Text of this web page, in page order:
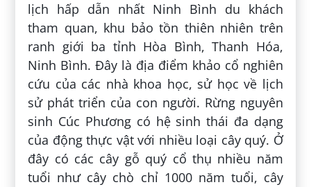
lịch hấp dẫn nhất Ninh Bình du khách
tham quan, khu bảo tồn thiên nhiên trên
ranh giới ba tỉnh Hòa Bình, Thanh Hóa,
Ninh Bình. Đây là địa điểm khảo cổ nghiên
cứu của các nhà khoa học, sử học về lịch
sử phát triển của con người. Rừng nguyên
sinh Cúc Phương có hệ sinh thái đa dạng
của động thực vật với nhiều loại cây quý. Ở
đây có các cây gỗ quý cổ thụ nhiều năm
tuổi như cây chò chỉ 1000 năm tuổi, cây